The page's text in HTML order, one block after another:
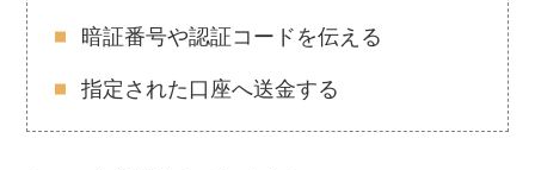
暗証番号や認証コードを伝える
指定された口座へ送金する